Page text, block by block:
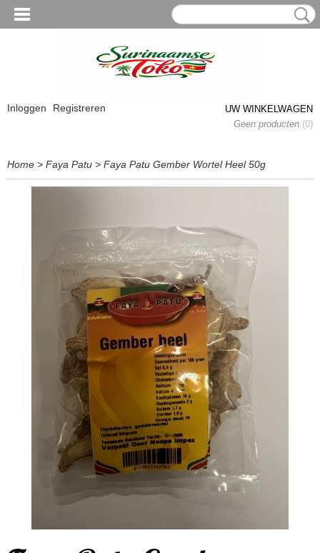
Inloggen Registreren
UW WINKELWAGEN
Geen producten (0)
Home > Faya Patu > Faya Patu Gember Wortel Heel 50g